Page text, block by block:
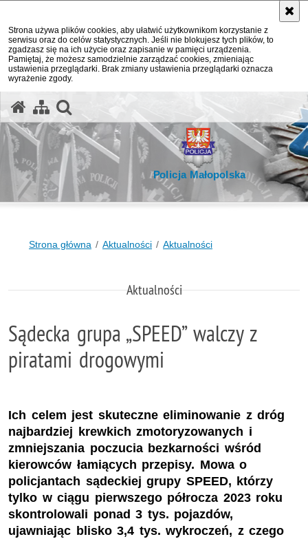
Strona używa plików cookies, aby ułatwić użytkownikom korzystanie z
serwisu oraz do celów statystycznych. Jeśli nie blokujesz tych plików, to
zgadzasz się na ich użycie oraz zapisanie w pamięci urządzenia.
Pamiętaj, że możesz samodzielnie zarządzać cookies, zmieniając
ustawienia przeglądarki. Brak zmiany ustawienia przeglądarki oznacza
wyrażenie zgody.
Policja Małopolska
Strona główna Aktualności Aktualności
Aktualności
Sądecka grupa „SPEED” walczy z
piratami drogowymi
Ich celem jest skuteczne eliminowanie z dróg
najbardziej krewkich zmotoryzowanych i
zmniejszania poczucia bezkarności wśród
kierowców łamiących przepisy. Mowa o
policjantach sądeckiej grupy SPEED, którzy
tylko w ciągu pierwszego półrocza 2023 roku
skontrolowali ponad 3 tys. pojazdów,
ujawniając blisko 3,4 tys. wykroczeń, z czego